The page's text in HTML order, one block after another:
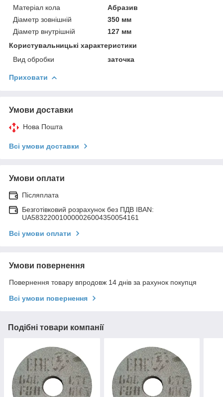
Матеріал кола
Абразив
Діаметр зовнішній
350 мм
Діаметр внутрішній
127 мм
Користувальницькі характеристики
Вид обробки
заточка
Приховати
Умови доставки
Нова Пошта
Всі умови доставки
Умови оплати
Післяплата
Безготівковий розрахунок без ПДВ IBAN:
UA583220010000026004350054161
Всі умови оплати
Умови повернення
Повернення товару впродовж 14 днів за рахунок покупця
Всі умови повернення
Подібні товари компанії